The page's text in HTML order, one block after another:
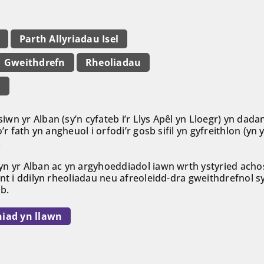
Parth Allyriadau Isel
Gweithdrefn
Rheoliadau
yr Alban (sy’n cyfateb i’r Llys Apêl yn Lloegr) yn
fath yn angheuol i orfodi’r gosb sifil yn gyfreithlon (yn
yr Alban ac yn argyhoeddiadol iawn wrth ystyried
i ddilyn rheoliadau neu afreoleidd-dra gweithdrefnol
yn llawn